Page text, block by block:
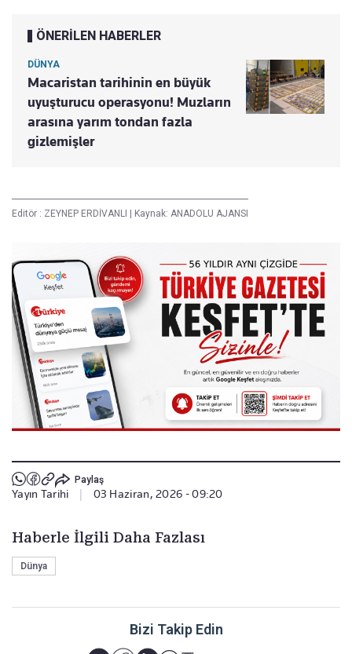
ÖNERİLEN HABERLER
DÜNYA
Macaristan tarihinin en büyük
uyuşturucu operasyonu! Muzların
arasına yarım tondan fazla
gizlemişler
Editör : ZEYNEP ERDİVANLI Kaynak: ANADOLU AJANSI
Paylaş
Yayın Tarihi 03 Haziran, 2026 - 09:20
Haberle İlgili Daha Fazlası
Dünya
Bizi Takip Edin